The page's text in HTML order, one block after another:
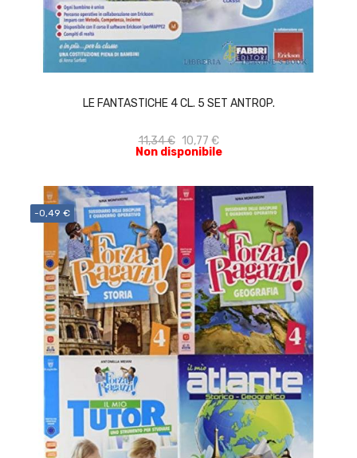
LE FANTASTICHE 4 CL. 5 SET ANTROP.
11,34 € 10,77 €
Non disponibile
ACQUISTA
-0,49 €